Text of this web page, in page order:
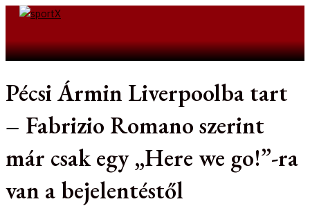
Skip
Pécsi Ármin Liverpoolba tart
– Fabrizio Romano szerint
már csak egy „Here we go!”-ra
van a bejelentéstől